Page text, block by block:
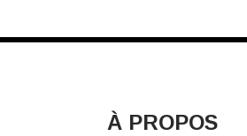
À PROPOS